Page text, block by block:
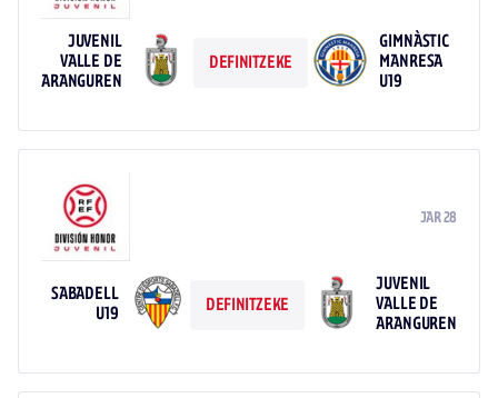
JUVENIL
VALLE DE
ARANGUREN
DEFINITZEKE
GIMNÀSTIC
MANRESA
U19
JAR 28
SABADELL
U19
DEFINITZEKE
JUVENIL
VALLE DE
ARANGUREN